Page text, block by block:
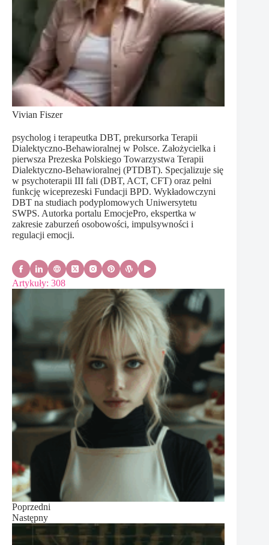
Vivian Fiszer
psycholog i terapeutka DBT, prekursorka Terapii
Dialektyczno-Behawioralnej w Polsce. Założycielka i
pierwsza Prezeska Polskiego Towarzystwa Terapii
Dialektyczno-Behawioralnej (PTDBT). Specjalizuje się
w psychoterapii III fali (DBT, ACT, CFT) oraz pełni
funkcję wiceprezeski Fundacji BPD. Wykładowczyni
DBT na studiach podyplomowych Uniwersytetu
SWPS. Autorka portalu EmocjePro, ekspertka w
zakresie zaburzeń osobowości, impulsywności i
regulacji emocji.
Artykuły: 308
Poprzedni
Następny